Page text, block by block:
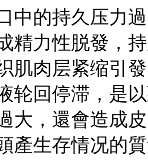
中的持久压力
精力性脱發，
肌肉层紧缩引
轮回停滞，是
大，還會造成
產生存情况的